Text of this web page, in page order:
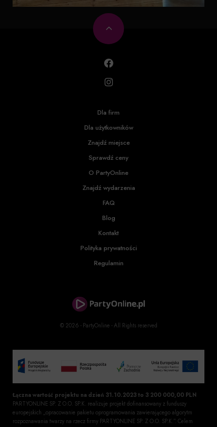
© 2026 - PartyOnline - All Rights reserved
Dla firm
Dla użytkowników
Znajdź miejsce
Sprawdź ceny
O PartyOnline
Znajdź wydarzenia
FAQ
Blog
Kontakt
Polityka prywatności
Regulamin
Łączna wartość projektu na dzień 31.10.2023 to 3 200 000,00 PLN
PARTYONLINE SP. Z O.O. SP.K. realizuje projekt dofinansowany z funduszy
europejskich „opracowanie pakietu oprogramowania zawierającego algorytm
rozpoznawania twarzy na rzecz firmy PARTYONLINE SP. Z O.O. SP.K.”. Celem